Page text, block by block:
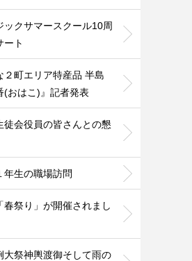
ックサマースクール10周
ート
２町エリア特産品 半島
(おはこ)』記者発表
徒会役員の皆さんとの懇
年生の職場訪問
春祭り」が開催されまし
大祭神輿渡御そして雨の